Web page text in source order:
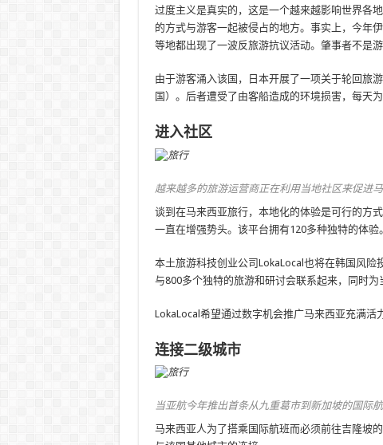
过度主义是真实的，这是一个越来越影响世界各
的方式与游客一起被侵占的地方。事实上，今年
等地都出现了一波反旅游抗议活动。肇事者不是
由于游客涌入该国，日本开展了一项关于轮回旅
国）。后者遭受了由客船造成的环境损害，每天
进入社区
越来越多的旅游运营商正在利用当地社区来促进
谈到在马来西亚旅行，本地化的体验是可行的方
一直在增强势头。该平台拥有120多种独特的体
本土旅游科技创业公司LokaLocal也将在韩国风
与800多个独特的旅游和研讨会联系起来，同时为
LokaLocal希望通过数字机会推广马来西亚充满活
连接二级城市
当亚航今年推出首条从九重葛市到新加坡的国际
马来西亚人为了搭乘国际航班而必须前往吉隆坡